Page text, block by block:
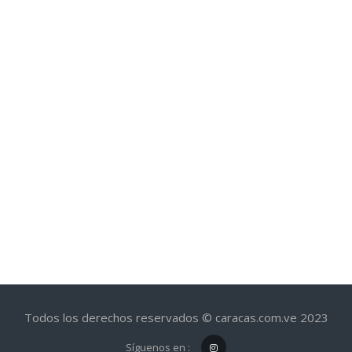
Todos los derechos reservados © caracas.com.ve 2023
Síguenos en :